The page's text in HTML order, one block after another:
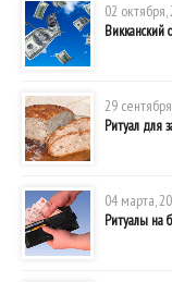
02 октября,
Викканский
29
Ритуал для
04 марта,
Ритуалы на